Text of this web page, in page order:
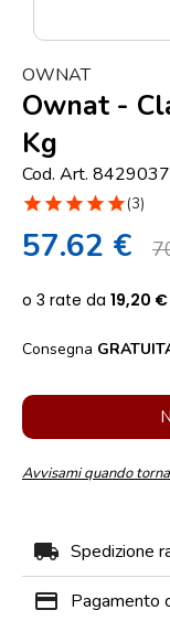
Punti
Blog
e
news
OWNAT
Ownat -
Kg
Cod. Art.
star star star star star(3)
57.62 €
Consegna
Avvisami quando
local_shipping Spedizione
payment Pagamento